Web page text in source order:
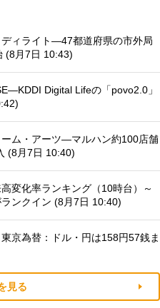
ィライト—47都道府県の市外局
(8月7日 10:43)
Digital Lifeの「povo2.0」
ム・アーツ—マルハン約100店舗
(8月7日 10:40)
変化率ランキング（10時台）～
ンクイン (8月7日 10:40)
京為替：ドル・円は158円57銭ま
見る